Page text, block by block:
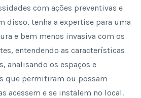
com ações preventivas e
disso, tenha a expertise para uma
e bem menos invasiva com os
entendendo as características
analisando os espaços e
que permitiram ou possam
acessem e se instalem no local.